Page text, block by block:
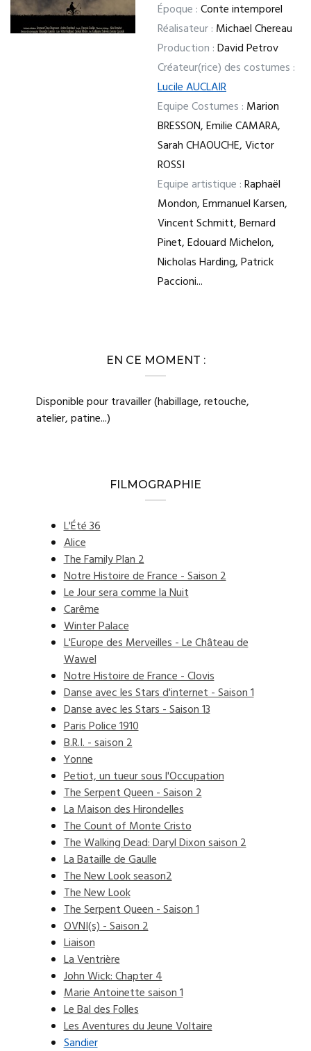
Époque :Conte intemporel
Réalisateur : Michael Chereau
Production :David Petrov
Créateur(rice) des costumes :
Lucile AUCLAIR
Equipe Costumes : Marion
BRESSON, Emilie CAMARA,
Sarah CHAOUCHE, Victor
ROSSI
Equipe artistique :Raphaël
Mondon, Emmanuel Karsen,
Vincent Schmitt, Bernard
Pinet, Edouard Michelon,
Nicholas Harding, Patrick
Paccioni...
EN CE MOMENT :
Disponible pour travailler (habillage, retouche,
atelier, patine...)
FILMOGRAPHIE
L'Été 36
Alice
The Family Plan 2
Notre Histoire de France - Saison 2
Le Jour sera comme la Nuit
Carême
Winter Palace
L'Europe des Merveilles - Le Château de
Wawel
Notre Histoire de France - Clovis
Danse avec les Stars d'internet - Saison 1
Danse avec les Stars - Saison 13
Paris Police 1910
B.R.I. - saison 2
Yonne
Petiot, un tueur sous l'Occupation
The Serpent Queen - Saison 2
La Maison des Hirondelles
The Count of Monte Cristo
The Walking Dead: Daryl Dixon saison 2
La Bataille de Gaulle
The New Look season2
The New Look
The Serpent Queen - Saison 1
OVNI(s) - Saison 2
Liaison
La Ventrière
John Wick: Chapter 4
Marie Antoinette saison 1
Le Bal des Folles
Les Aventures du Jeune Voltaire
Sandier